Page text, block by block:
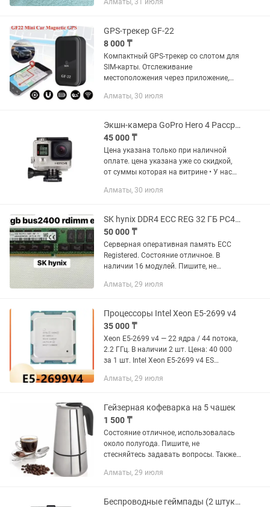
Алматы, 31 июля
GPS-трекер GF-22
8 000 ₸
Компактный GPS-трекер со слотом для
SIM-карты. Отслеживание
местоположения через приложение,
крепления. Новый, полный комплект:
Алматы, 30 июля
Экшн-камера GoPro Hero 4 Рассрочка Гарантия Магазин Red Geek
45 000 ₸
Цена указана только при наличной
оплате. цена указана уже со скидкой,
от суммы которая на витрине • У нас
• мы предоставляем официальную
Алматы, 30 июля
SK hynix DDR4 ECC REG 32 ГБ PC4-2400 (2Rx4) оперативная память
50 000 ₸
Серверная оперативная память ECC
Registered. Состояние отличное. В
наличии 16 модулей. Пишите, не
распродаю еще около 40 лотов:
Алматы, 29 июля
Процессоры Intel Xeon E5-2699 v4
35 000 ₸
Xeon E5-2699 v4 — 22 ядра / 44 потока,
2.2 ГГц. В наличии 2 шт. Цена: 40 000
за 1 шт. Intel Xeon E5-2699 v4 ES
ГГц. Инженерный (Engineering Sample),
Алматы, 29 июля
Гейзерная кофеварка на 5 чашек
1 500 ₸
Состояние отличное, использовалась
около полугода. Пишите, не
стесняйтесь задавать вопросы. Также
серверное железо (Tesla V100, Xeon,
Алматы, 29 июля
Беспроводные геймпады (2 штуки)